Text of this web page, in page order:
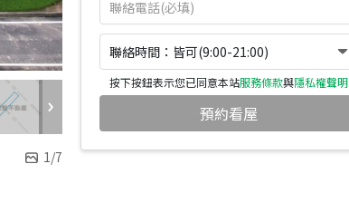
1/7
聯絡時間：皆可(9:00-21:00)
按下按鈕表示您已同意本站服務條款與隱私權聲明
預約看屋